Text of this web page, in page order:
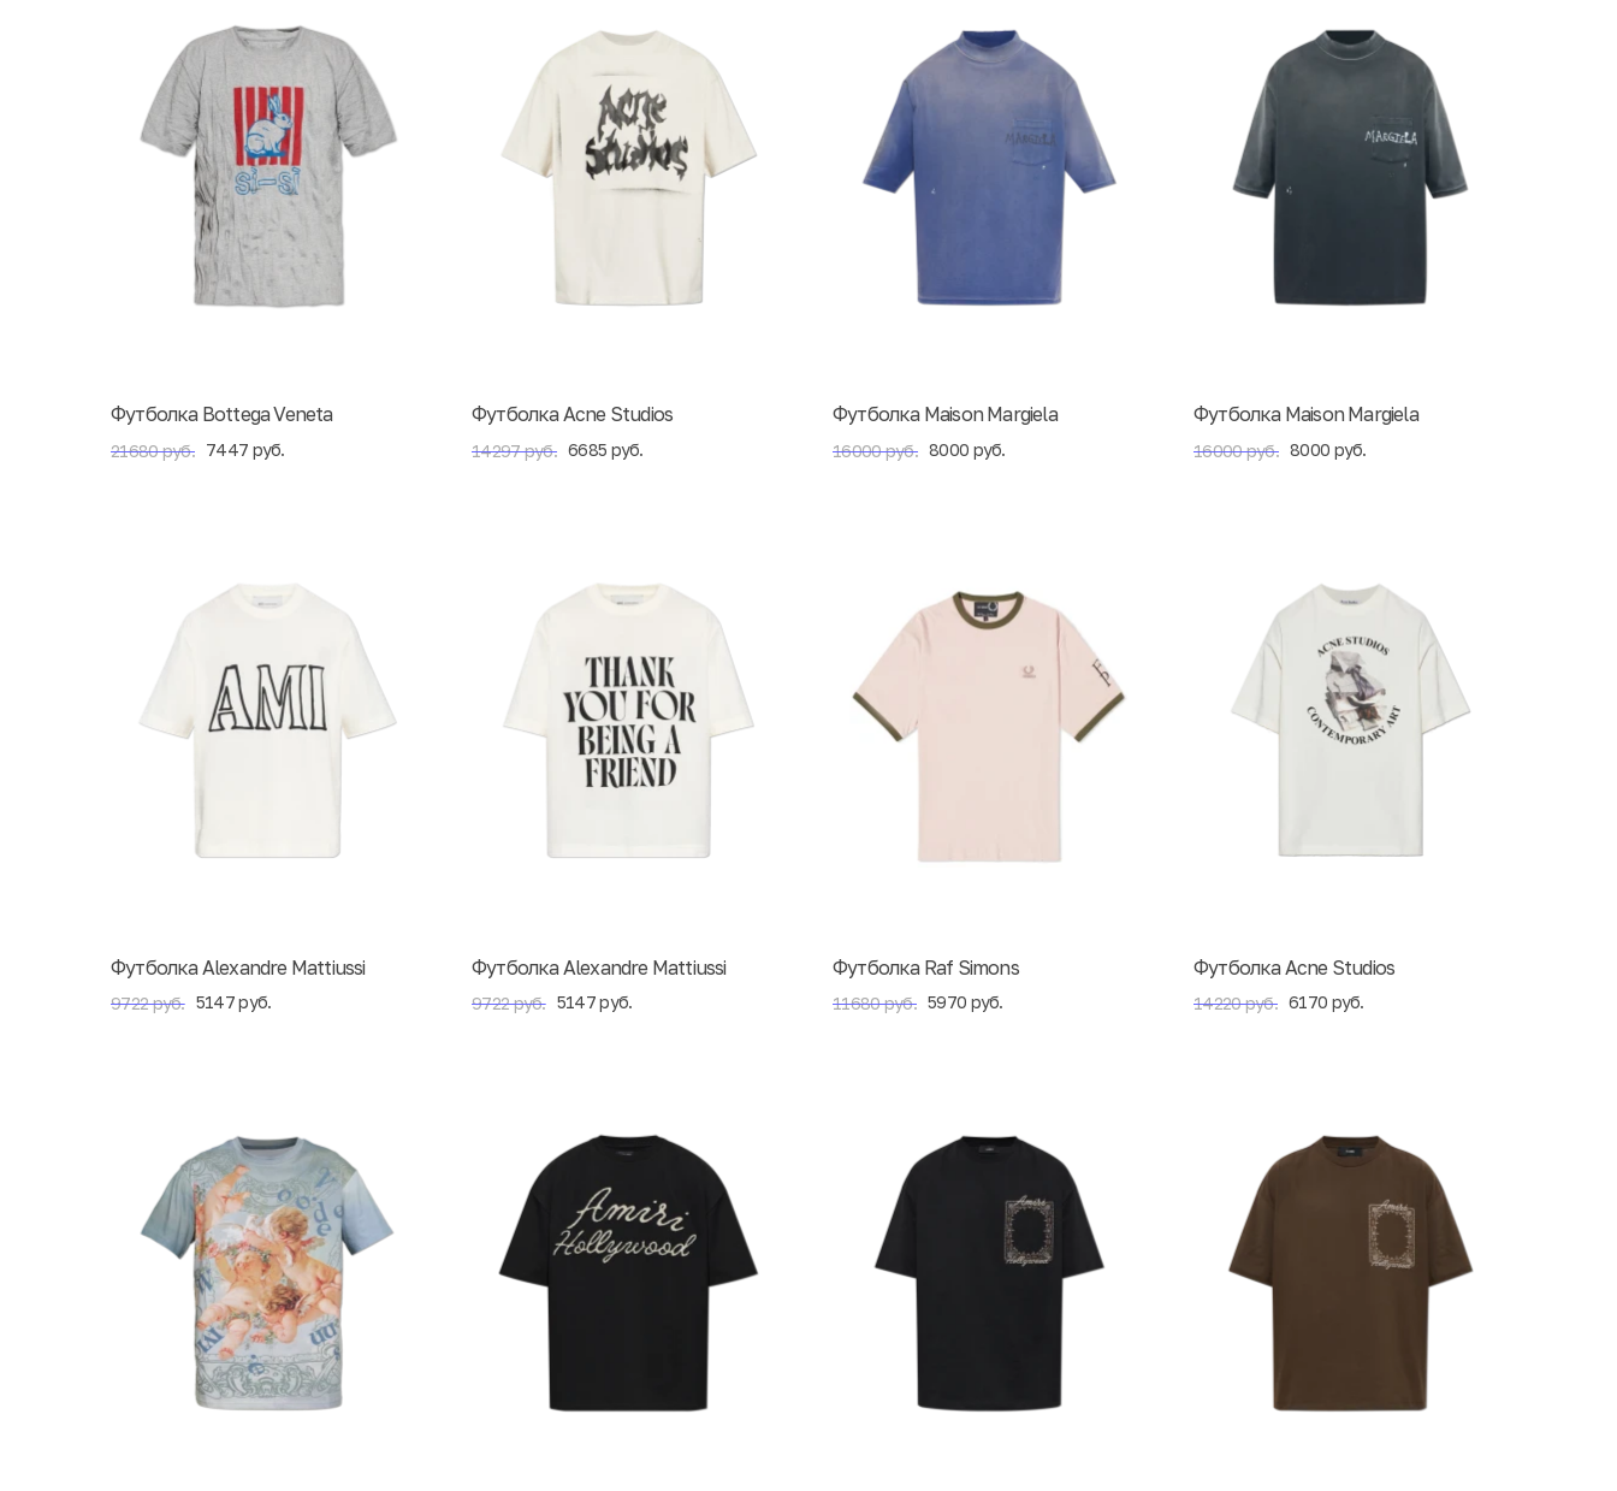
Футболка Bottega Veneta
21680 руб. 7447 руб.
Футболка Acne Studios
14297 руб. 6685 руб.
Футболка Maison Margiela
16000 руб. 8000 руб.
Футболка Maison Margiela
16000 руб. 8000 руб.
Футболка Alexandre Mattiussi
9722 руб. 5147 руб.
Футболка Alexandre Mattiussi
9722 руб. 5147 руб.
Футболка Raf Simons
11680 руб. 5970 руб.
Футболка Acne Studios
14220 руб. 6170 руб.